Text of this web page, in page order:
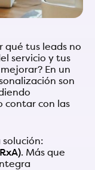
qué tus leads no
servicio y tus
En un
son
contar con las
solución:
. Más que